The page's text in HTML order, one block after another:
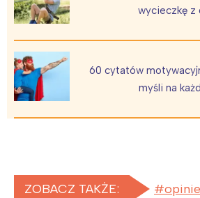
wycieczkę z
60 cytatów
myśli na
ZOBACZ TAKŻE: opinie